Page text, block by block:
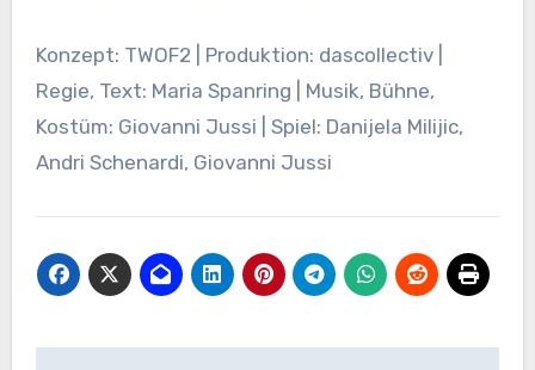
Konzept: TWOF2 | Produktion: dascollectiv |
Regie, Text: Maria Spanring | Musik, Bühne,
Kostüm: Giovanni Jussi | Spiel: Danijela Milijic,
Andri Schenardi, Giovanni Jussi